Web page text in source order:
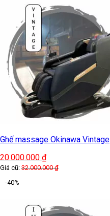
Ghế massage Okinawa Vintage
20.000.000 ₫
Giá cũ: 32.000.000₫
-40%